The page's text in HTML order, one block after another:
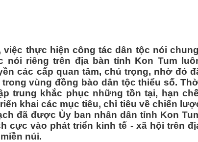
việc thực hiện công tác dân tộc nói
nói riêng trên địa bàn tỉnh Kon Tum
các cấp quan tâm, chú trọng, nhờ đó
vùng đồng bào dân tộc thiểu số.
trung khắc phục những tồn tại, hạn
khai các mục tiêu, chỉ tiêu về chiến
đã được Ủy ban nhân dân tỉnh Kon
cực vào phát triển kinh tế - xã hội trên
núi.